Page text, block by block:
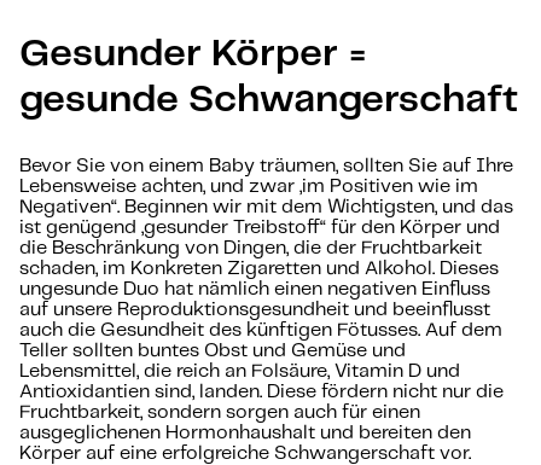
Gesunder Körper =
gesunde Schwangerschaft
Bevor Sie von einem Baby träumen, sollten Sie auf Ihre
Lebensweise achten, und zwar „im Positiven wie im
Negativen“. Beginnen wir mit dem Wichtigsten, und das
ist genügend „gesunder Treibstoff“ für den Körper und
die Beschränkung von Dingen, die der Fruchtbarkeit
schaden, im Konkreten Zigaretten und Alkohol. Dieses
ungesunde Duo hat nämlich einen negativen Einfluss
auf unsere Reproduktionsgesundheit und beeinflusst
auch die Gesundheit des künftigen Fötusses. Auf dem
Teller sollten buntes Obst und Gemüse und
Lebensmittel, die reich an Folsäure, Vitamin D und
Antioxidantien sind, landen. Diese fördern nicht nur die
Fruchtbarkeit, sondern sorgen auch für einen
ausgeglichenen Hormonhaushalt und bereiten den
Körper auf eine erfolgreiche Schwangerschaft vor.